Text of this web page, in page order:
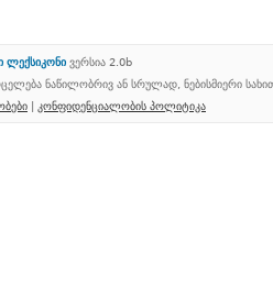
ლექსიკონი ვერსია 2.0b
ნაწილობრივ ან სრულად, ნებისმიერი
| კონფიდენციალობის პოლიტიკა